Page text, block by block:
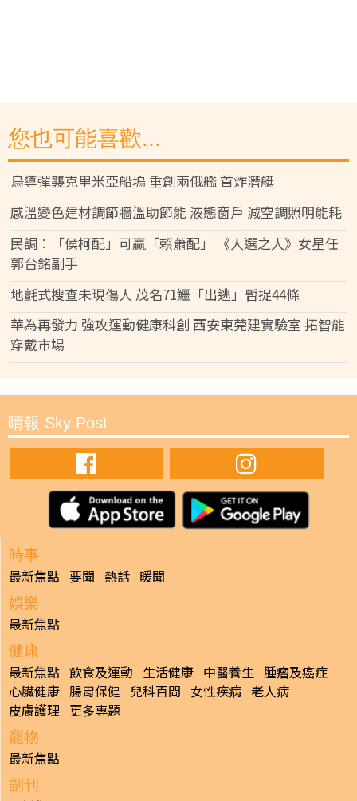
您也可能喜歡...
烏導彈襲克里米亞船塢 重創兩俄艦 首炸潛艇
感溫變色建材調節牆溫助節能 液態窗戶 減空調照明能耗
民調︰「侯柯配」可贏「賴蕭配」 《人選之人》女星任
郭台銘副手
地氈式搜查未現傷人 茂名71鱷「出逃」暫捉44條
華為再發力 強攻運動健康科創 西安東莞建實驗室 拓智能
穿戴市場
晴報 Sky Post
時事
最新焦點 要聞 熱話 暖聞
娛樂
最新焦點
健康
最新焦點 飲食及運動 生活健康 中醫養生 腫瘤及癌症
心臟健康 腸胃保健 兒科百問 女性疾病 老人病
皮膚護理 更多專題
寵物
最新焦點
副刊